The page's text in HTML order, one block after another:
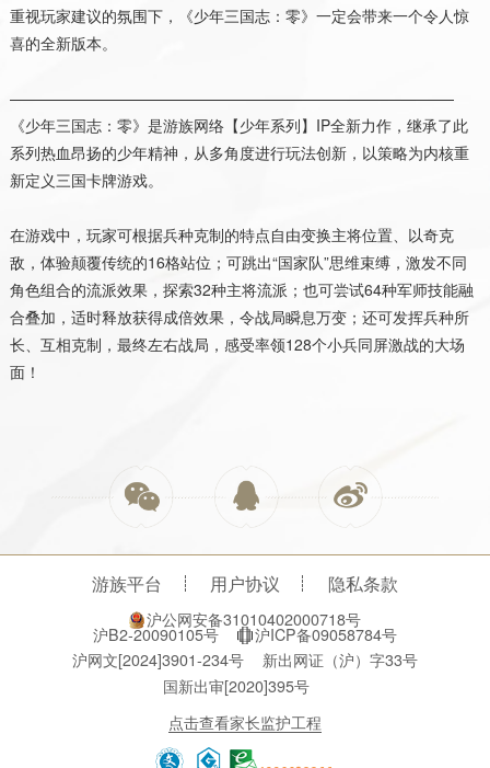
重视玩家建议的氛围下，《少年三国志：零》一定会带来一个令人惊
喜的全新版本。
—————————————————————————————
《少年三国志：零》是游族网络【少年系列】 IP全新力作，继承了此
系列热血昂扬的少年精神，从多角度进行玩法创新，以策略为内核重
新定义三国卡牌游戏。
在游戏中，玩家可根据兵种克制的特点自由变换主将位置、以奇克
敌，体验颠覆传统的16格站位；可跳出“国家队”思维束缚，激发不同
角色组合的流派效果，探索32种主将流派；也可尝试64种军师技能融
合叠加，适时释放获得成倍效果，令战局瞬息万变；还可发挥兵种所
长、互相克制，最终左右战局，感受率领128个小兵同屏激战的大场
面！
游族平台 用户协议 隐私条款
沪公网安备31010402000718号
沪B2-20090105号
沪ICP备09058784号
沪网文[2024]3901-234号
新出网证（沪）字33号
国新出审[2020]395号
点击查看家长监护工程